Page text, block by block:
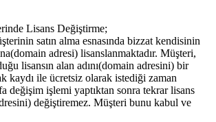
Lisans Değiştirme;
satın alma esnasında bizzat kendisinin
adresi) lisanslanmaktadır. Müşteri,
lisansın alan adını(domain adresini) bir
kaydı ile ücretsiz olarak istediği zaman
değişim işlemi yaptıktan sonra tekrar lisans
değiştiremez. Müşteri bunu kabul ve